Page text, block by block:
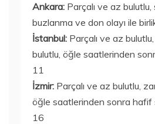
Ankara: Parçalı ve az
buzlanma ve don olayı ile
İstanbul: Parçalı ve az
bulutlu, öğle saatlerinden
11
İzmir: Parçalı ve az bulutlu,
öğle saatlerinden sonra hafif
16